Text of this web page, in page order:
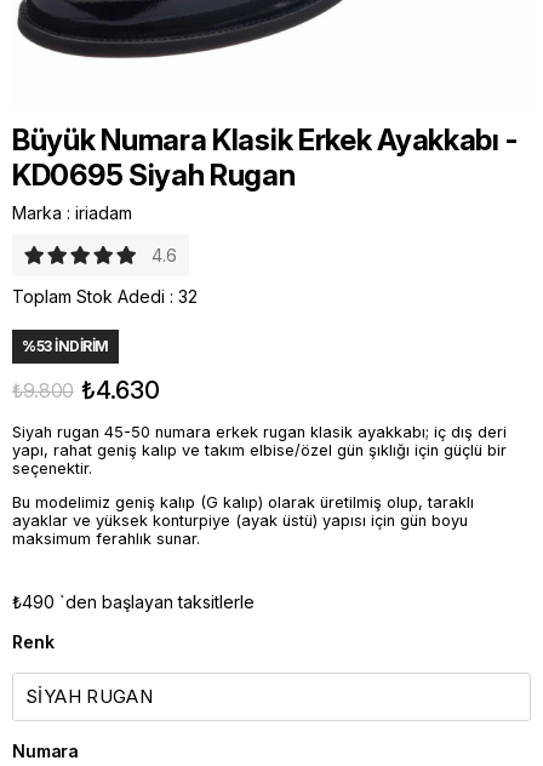
Büyük Numara Klasik Erkek Ayakkabı -
KD0695 Siyah Rugan
Marka : iriadam
4.6
Toplam Stok Adedi : 32
%53İNDIRIM
₺9.800 ₺4.630
Siyah rugan 45-50 numara erkek rugan klasik ayakkabı; iç dış deri
yapı, rahat geniş kalıp ve takım elbise/özel gün şıklığı için güçlü bir
seçenektir.
Bu modelimiz geniş kalıp (G kalıp) olarak üretilmiş olup, taraklı
ayaklar ve yüksek konturpiye (ayak üstü) yapısı için gün boyu
maksimum ferahlık sunar.
₺490 `den başlayan taksitlerle
Renk
Numara